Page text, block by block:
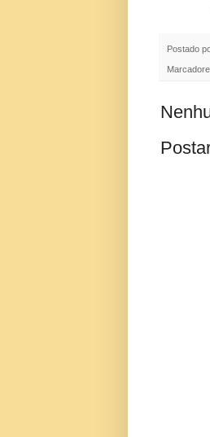
Postado